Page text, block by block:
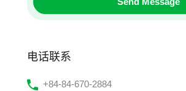
电话联系
‭+84-84-670-2884‬